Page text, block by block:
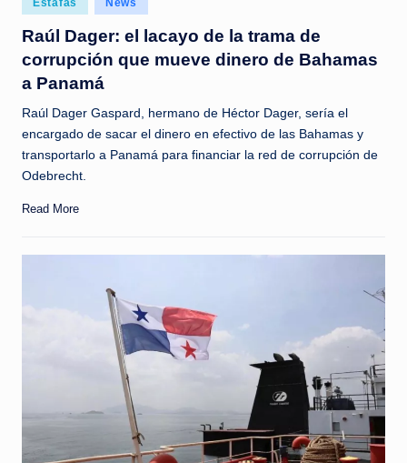
c
i
a
a
l
n
s
a
in
Estafas News
Raúl Dager: el lacayo de la trama de
corrupción que mueve dinero de Bahamas
a Panamá
Raúl Dager Gaspard, hermano de Héctor Dager, sería el
encargado de sacar el dinero en efectivo de las Bahamas y
transportarlo a Panamá para financiar la red de corrupción de
Odebrecht.
Read More